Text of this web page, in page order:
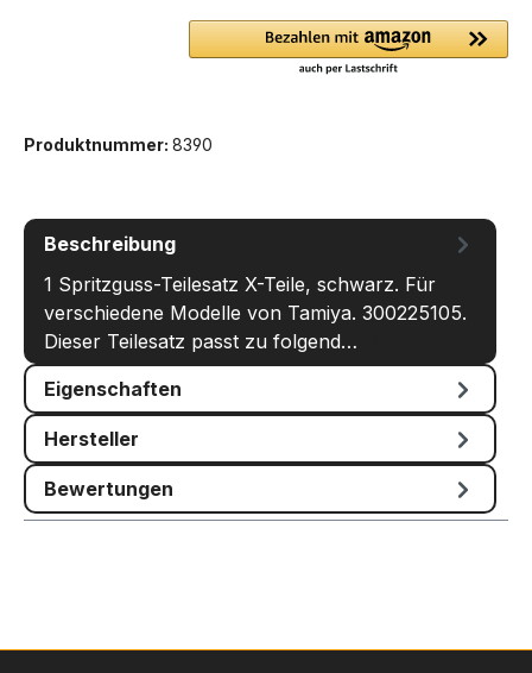
Produktnummer: 8390
Beschreibung
1 Spritzguss-Teilesatz X-Teile, schwarz. Für
verschiedene Modelle von Tamiya. 300225105.
Dieser Teilesatz passt zu folgend…
Eigenschaften
Hersteller
Bewertungen